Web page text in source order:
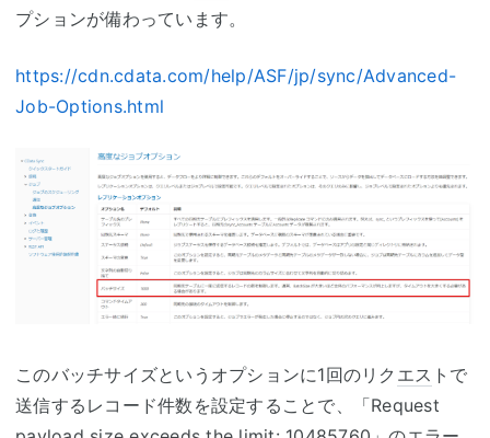
プションが備わっています。
https://cdn.cdata.com/help/ASF/jp/sync/Advanced-
Job-Options.html
このバッチサイズというオプションに1回のリク エス トで
送信するレコード件数を設定することで、「Request